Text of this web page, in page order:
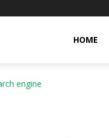
HOME